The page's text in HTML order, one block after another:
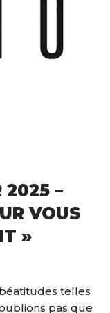
2025 –
VOUS
»
telles
pas que